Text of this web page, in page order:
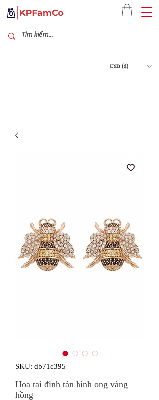
USD ($)
SKU: db71c395
Hoa tai đinh tán hình ong vàng
hồng